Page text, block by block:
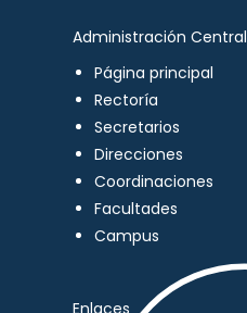
Administración Central
Página principal
Rectoría
Secretarios
Direcciones
Coordinaciones
Facultades
Campus
Enlaces